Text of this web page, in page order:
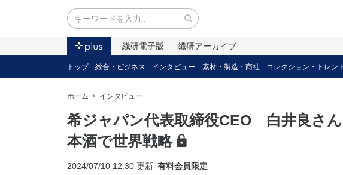
繊研電子版 繊研アーカイブ
トップ 総合・ビジネス インタビュー 素材・製造・商社 コレクション・トレン
ホーム インタビュー
希ジャパン代表取締役CEO 白井良さ
本酒で世界戦略
2024/07/10 12:30 更新 有料会員限定